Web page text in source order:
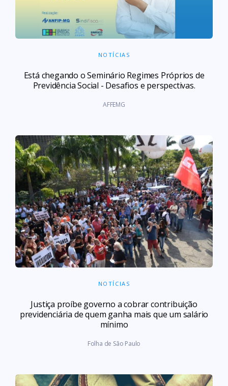
NOTÍCIAS
Está chegando o Seminário Regimes Próprios de
Previdência Social - Desafios e perspectivas.
AFFEMG
NOTÍCIAS
Justiça proíbe governo a cobrar contribuição
previdenciária de quem ganha mais que um salário
mínimo
Folha de São Paulo